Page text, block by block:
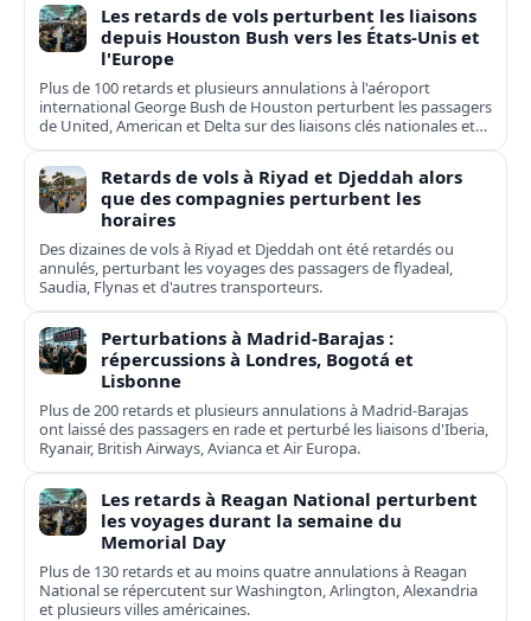
Les retards de vols perturbent les liaisons
depuis Houston Bush vers les États-Unis et
l'Europe
Plus de 100 retards et plusieurs annulations à l'aéroport
international George Bush de Houston perturbent les passagers
de United, American et Delta sur des liaisons clés nationales et
Retards de vols à Riyad et Djeddah alors
que des compagnies perturbent les
horaires
Des dizaines de vols à Riyad et Djeddah ont été retardés ou
annulés, perturbant les voyages des passagers de flyadeal,
Saudia, Flynas et d'autres transporteurs.
Perturbations à Madrid-Barajas :
répercussions à Londres, Bogotá et
Lisbonne
Plus de 200 retards et plusieurs annulations à Madrid-Barajas
ont laissé des passagers en rade et perturbé les liaisons d'Iberia,
Ryanair, British Airways, Avianca et Air Europa.
Les retards à Reagan National perturbent
les voyages durant la semaine du
Memorial Day
Plus de 130 retards et au moins quatre annulations à Reagan
National se répercutent sur Washington, Arlington, Alexandria
et plusieurs villes américaines.